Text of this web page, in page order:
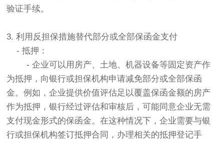
验证手续。
3. 利用反担保措施替代部分或全部保函金支付
- 抵押：
- 企业可以用房产、土地、机器设备等固定资产作
为抵押，向银行或担保机构申请减免部分或全部保函
金。例如，企业提供价值评估足以覆盖保函金额的房产
作为抵押，银行经过评估和审核后，可能同意企业无需
支付现金形式的保函金。在这种情况下，企业需要与银
行或担保机构签订抵押合同，办理相关的抵押登记手